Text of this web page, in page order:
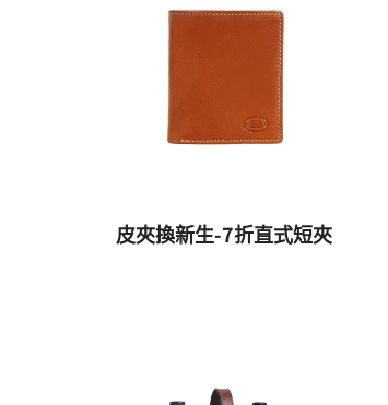
皮夾換新生-7折直式短夾